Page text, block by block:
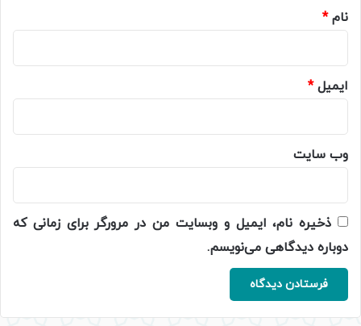
نام*
ایمیل*
وب‌ سایت
ذخیره نام، ایمیل و وبسایت من در مرورگر برای زمانی که
دوباره دیدگاهی می‌نویسم.